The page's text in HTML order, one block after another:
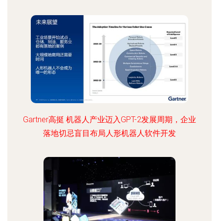
Gartner高挺 机器人产业迈入GPT-2发展周期，企业
落地切忌盲目布局人形机器人软件开发